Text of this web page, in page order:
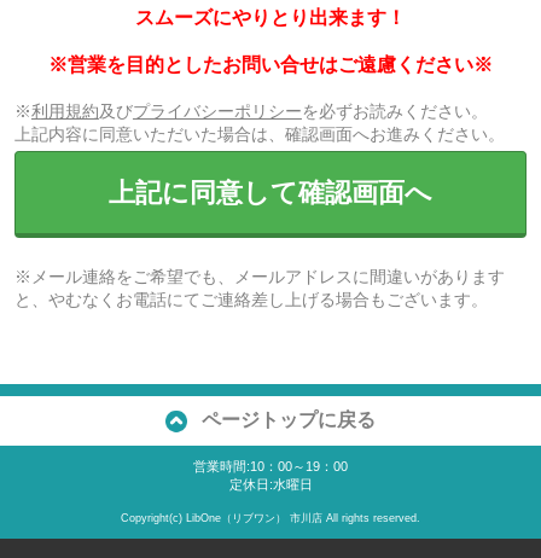
スムーズにやりとり出来ます！
※営業を目的としたお問い合せはご遠慮ください※
※利用規約及びプライバシーポリシーを必ずお読みください。
上記内容に同意いただいた場合は、確認画面へお進みください。
上記に同意して確認画面へ
※メール連絡をご希望でも、メールアドレスに間違いがあります
と、やむなくお電話にてご連絡差し上げる場合もございます。
ページトップに戻る
営業時間:10：00～19：00
定休日:水曜日
Copyright(c) LibOne（リブワン） 市川店 All rights reserved.